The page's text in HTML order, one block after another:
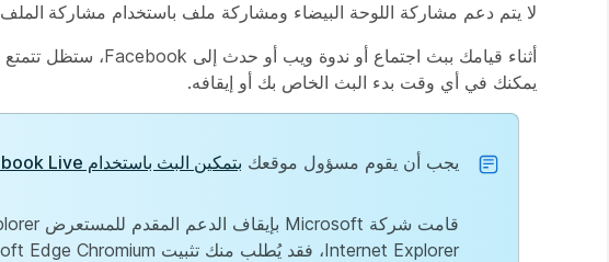
لا يتم دعم مشاركة اللوحة البيضاء ومشاركة ملف باستخدام مشاركة الملف
يمكنك في أي وقت بدء البث الخاص بك أو إيقافه.
يجب أن يقوم مسؤول موقعك بتمكين البث باستخدام Facebook Live